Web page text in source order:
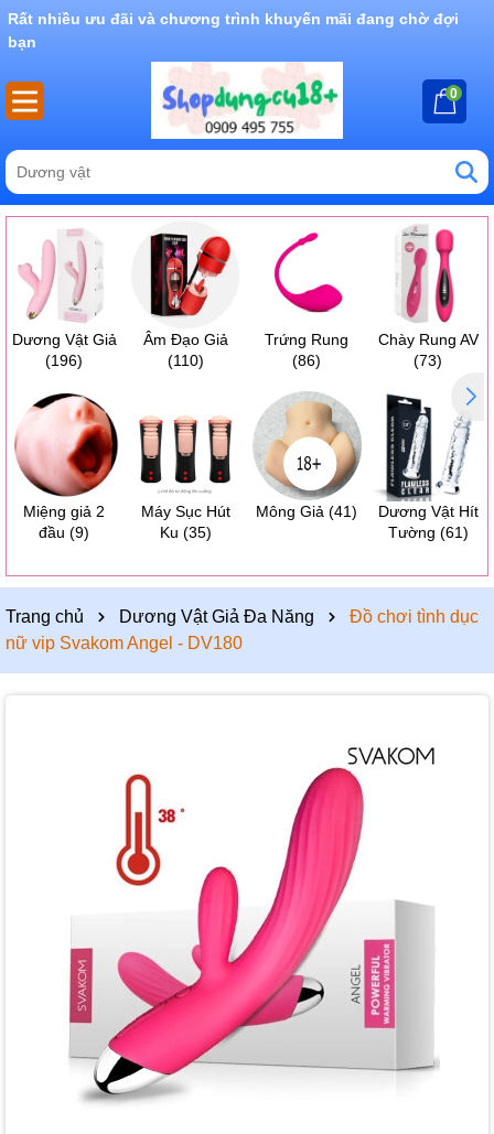
Rất nhiều ưu đãi và chương trình khuyến mãi đang chờ đợi
bạn
0
Dương Vật Giả
(196)
Âm Đạo Giả
(110)
Trứng Rung
(86)
Chày Rung AV
(73)
Miệng giả 2
đầu (9)
Máy Sục Hút
Ku (35)
Mông Giả (41)
Dương Vật Hít
Tường (61)
Trang chủ Dương Vật Giả Đa Năng
Đồ chơi tình dục
nữ vip Svakom Angel - DV180